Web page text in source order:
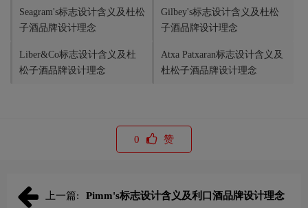
Seagram's标志设计含义及杜松
子酒品牌设计理念
Gilbey's标志设计含义及杜松
子酒品牌设计理念
Liber&Co标志设计含义及杜
松子酒品牌设计理念
Atxa Patxaran标志设计含义及
杜松子酒品牌设计理念
0 赞
上一篇: Pimm's标志设计含义及利口酒品牌设计理念